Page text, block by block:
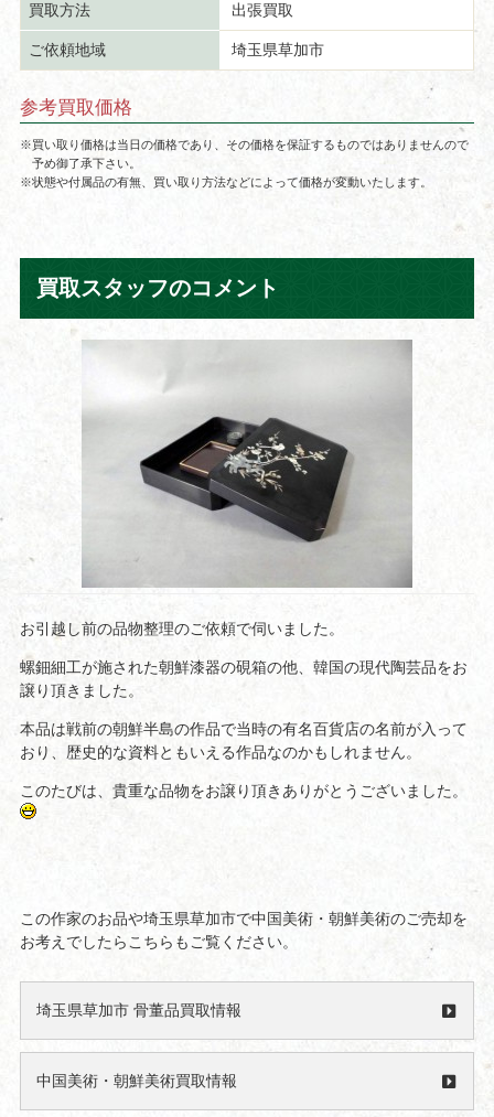
買取方法 出張買取
ご依頼地域 埼玉県草加市
参考買取価格
※買い取り価格は当日の価格であり、その価格を保証するものではありませんので
予め御了承下さい。
※状態や付属品の有無、買い取り方法などによって価格が変動いたします。
買取スタッフのコメント
お引越し前の品物整理のご依頼で伺いました。
螺鈿細工が施された朝鮮漆器の硯箱の他、韓国の現代陶芸品をお
譲り頂きました。
本品は戦前の朝鮮半島の作品で当時の有名百貨店の名前が入って
おり、歴史的な資料ともいえる作品なのかもしれません。
このたびは、貴重な品物をお譲り頂きありがとうございました。
この作家のお品や埼玉県草加市で中国美術・朝鮮美術のご売却を
お考えでしたらこちらもご覧ください。
埼玉県草加市 骨董品買取情報
中国美術・朝鮮美術買取情報